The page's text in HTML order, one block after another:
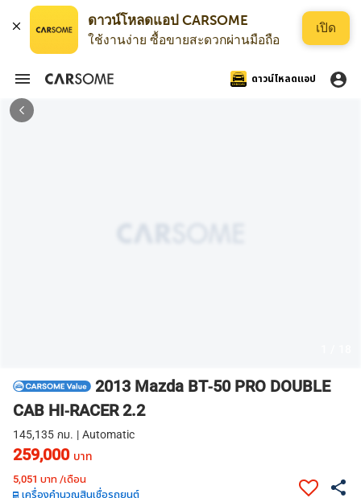
ดาวน์โหลดแอป CARSOME
ใช้งานง่าย ซื้อขายสะดวกผ่านมือถือ
เปิด
ดาวน์โหลดแอป
2013 Mazda BT-50 PRO DOUBLE
CAB HI-RACER 2.2
145,135 กม. | Automatic
259,000 บาท
5,051 บาท /เดือน